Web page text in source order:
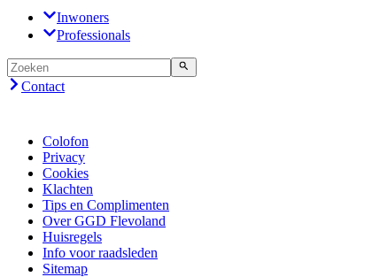
Inwoners
Professionals
Contact
Colofon
Privacy
Cookies
Klachten
Tips en Complimenten
Over GGD Flevoland
Huisregels
Info voor raadsleden
Sitemap